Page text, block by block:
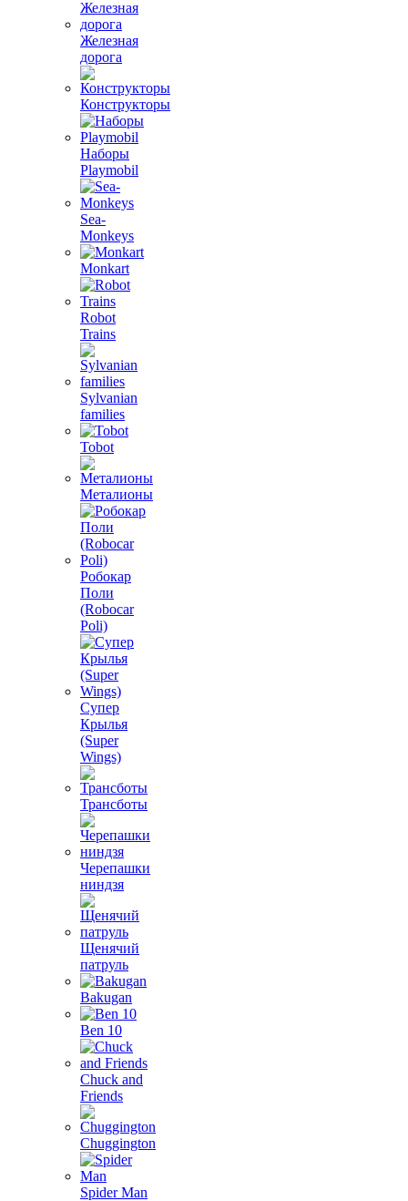
Железная
дорога
Конструкторы
Наборы
Playmobil
Sea-
Monkeys
Monkart
Robot
Trains
Sylvanian
families
Tobot
Металионы
Робокар
Поли
(Robocar
Poli)
Супер
Крылья
(Super
Wings)
Трансботы
Черепашки
ниндзя
Щенячий
патруль
Bakugan
Ben 10
Chuck and
Friends
Chuggington
Spider Man